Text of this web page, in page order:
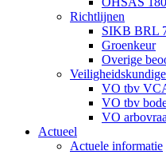
Richtlijnen
SIKB BRL
Groenkeur
Overige
VO tbv
VO tbv
VO
Actueel
Actuele informatie